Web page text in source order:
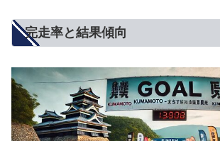
完走率と結果傾向